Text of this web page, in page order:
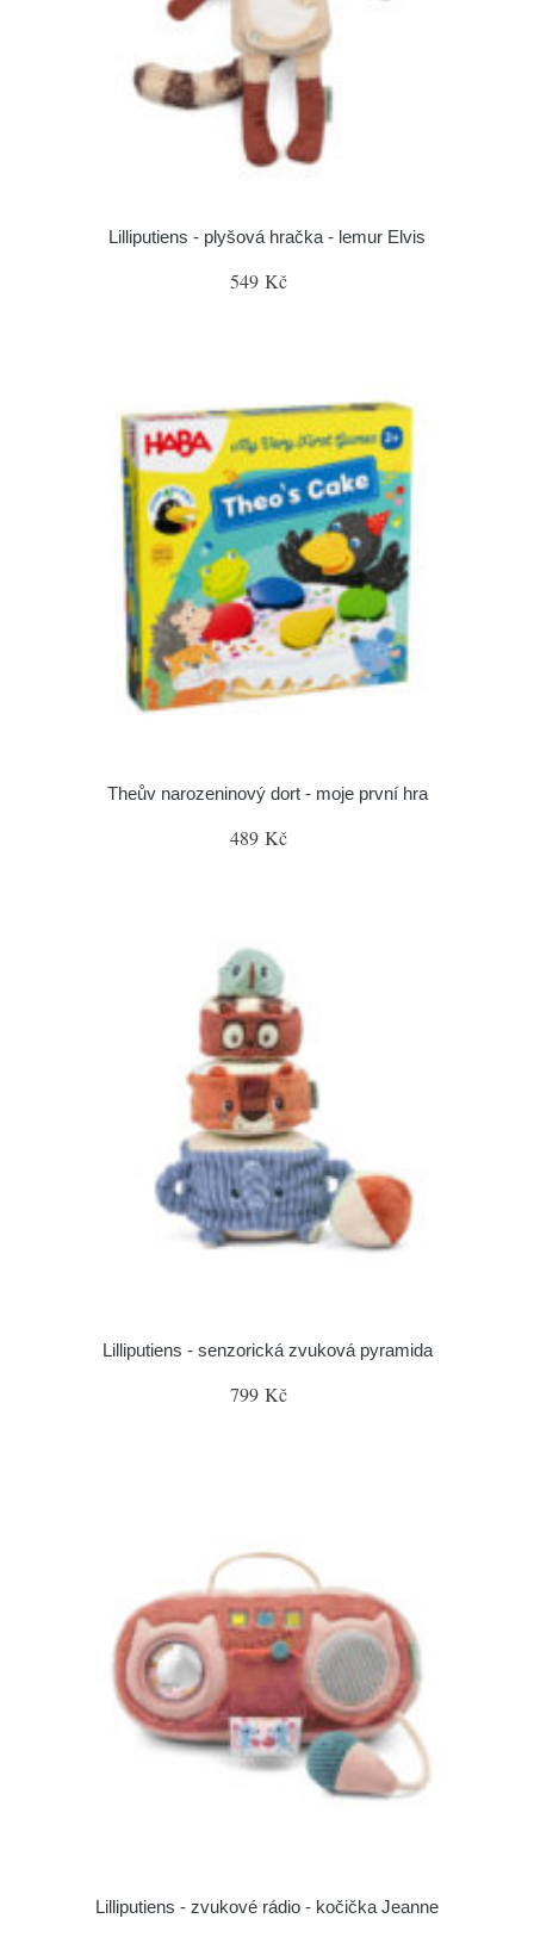
Lilliputiens - plyšová hračka - lemur Elvis
549 Kč
Theův narozeninový dort - moje první hra
489 Kč
Lilliputiens - senzorická zvuková pyramida
799 Kč
Lilliputiens - zvukové rádio - kočička Jeanne